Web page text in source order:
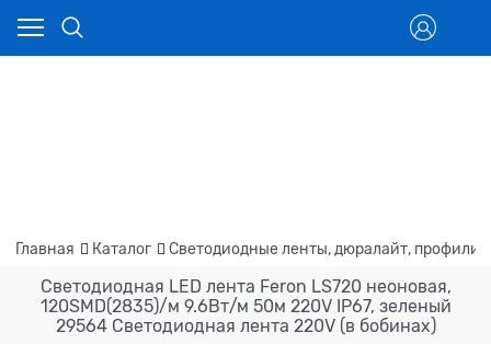
Главная Каталог Светодиодные ленты, дюралайт, профили
Cветодиодная LED лента Feron LS720 неоновая,
120SMD(2835)/м 9.6Вт/м 50м 220V IP67, зеленый
29564 Светодиодная лента 220V (в бобинах)